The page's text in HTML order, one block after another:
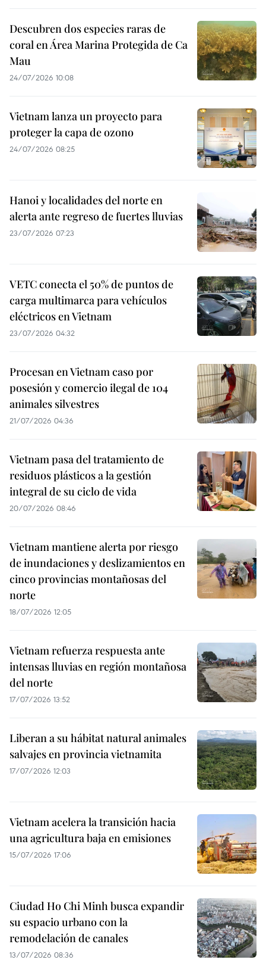
Descubren dos especies raras de
coral en Área Marina Protegida de Ca
Mau
24/07/2026 10:08
Vietnam lanza un proyecto para
proteger la capa de ozono
24/07/2026 08:25
Hanoi y localidades del norte en
alerta ante regreso de fuertes lluvias
23/07/2026 07:23
VETC conecta el 50% de puntos de
carga multimarca para vehículos
eléctricos en Vietnam
23/07/2026 04:32
Procesan en Vietnam caso por
posesión y comercio ilegal de 104
animales silvestres
21/07/2026 04:36
Vietnam pasa del tratamiento de
residuos plásticos a la gestión
integral de su ciclo de vida
20/07/2026 08:46
Vietnam mantiene alerta por riesgo
de inundaciones y deslizamientos en
cinco provincias montañosas del
norte
18/07/2026 12:05
Vietnam refuerza respuesta ante
intensas lluvias en región montañosa
del norte
17/07/2026 13:52
Liberan a su hábitat natural animales
salvajes en provincia vietnamita
17/07/2026 12:03
Vietnam acelera la transición hacia
una agricultura baja en emisiones
15/07/2026 17:06
Ciudad Ho Chi Minh busca expandir
su espacio urbano con la
remodelación de canales
13/07/2026 08:36